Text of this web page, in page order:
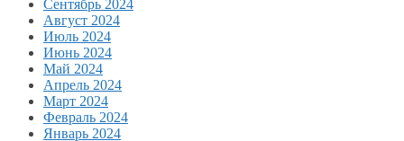
Сентябрь 2024
Август 2024
Июль 2024
Июнь 2024
Май 2024
Апрель 2024
Март 2024
Февраль 2024
Январь 2024